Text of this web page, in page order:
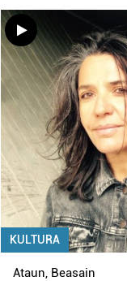
KULTURA
Ataun, Beasain